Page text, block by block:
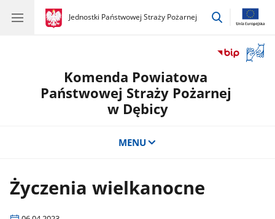
gov.pl
Jednostki Państwowej Straży Pożarnej
gov.pl
Jednostki
przejdź
okno
Komenda Powiatowa
Państwowej Straży Pożarnej
w Dębicy
MENU
Życzenia wielkanocne